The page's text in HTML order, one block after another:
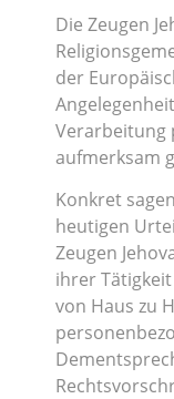
Die Zeugen
der
Verarbeitung
aufmerksam
Konkret
heutigen
Zeugen
ihrer
von Haus zu